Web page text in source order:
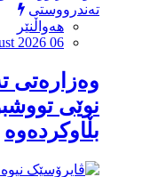
تەندرووستی
هەواڵنێر
2026 06
وەزارەتی
نوێی
بڵاوکردەوە